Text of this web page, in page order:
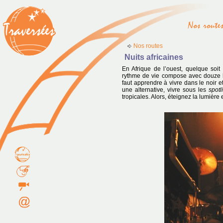
Nos routes
Nuits africaines
En Afrique de l’ouest, quelque
rythme de vie compose avec douze
faut apprendre à vivre dans le noir
une alternative, vivre sous les
tropicales. Alors, éteignez la lumière